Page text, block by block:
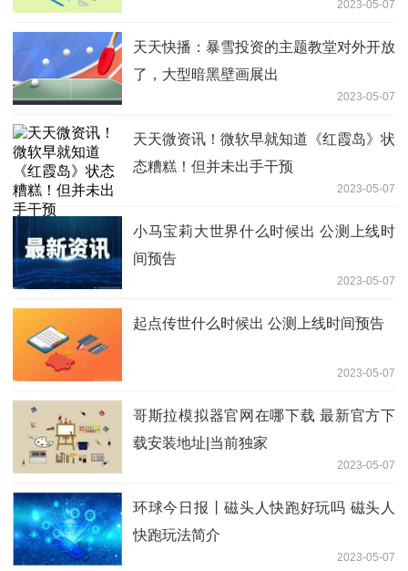
2023-05-07
天天快播：暴雪投资的主题教堂对外开放
了，大型暗黑壁画展出
2023-05-07
天天微资讯！微软早就知道《红霞岛》状
态糟糕！但并未出手干预
2023-05-07
小马宝莉大世界什么时候出 公测上线时
间预告
2023-05-07
起点传世什么时候出 公测上线时间预告
2023-05-07
哥斯拉模拟器官网在哪下载 最新官方下
载安装地址|当前独家
2023-05-07
环球今日报丨磁头人快跑好玩吗 磁头人
快跑玩法简介
2023-05-07